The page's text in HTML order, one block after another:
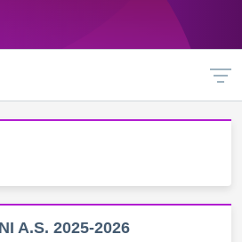
A.S. 2025-2026